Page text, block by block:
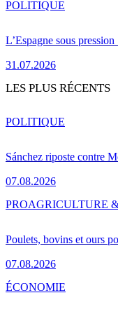
L’Espagne sous
31.07.2026
POLITIQUE
LES PLUS RÉCENTS
Sánchez riposte contre
07.08.2026
POLITIQUE
Poulets, bovins et ours
07.08.2026
PROAGRICULTURE
ÉCONOMIE